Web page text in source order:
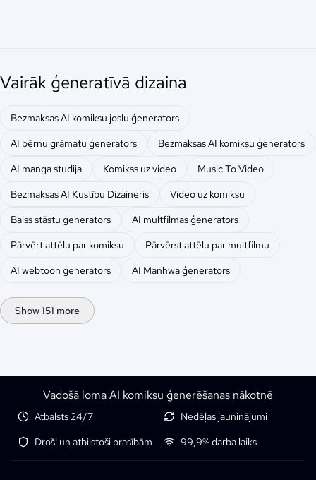
Vairāk ģeneratīvā dizaina
Bezmaksas AI komiksu joslu ģenerators
AI bērnu grāmatu ģenerators
Bezmaksas AI komiksu ģenerators
AI manga studija
Komikss uz video
Music To Video
Bezmaksas AI Kustību Dizaineris
Video uz komiksu
Balss stāstu ģenerators
AI multfilmas ģenerators
Pārvērt attēlu par komiksu
Pārvērst attēlu par multfilmu
AI webtoon ģenerators
AI Manhwa ģenerators
Show 151 more
Vadošā loma AI komiksu ģenerēšanas nākotnē
Atbalsts 24/7
Nedēļas jauninājumi
Droši un atbilstoši prasībām
99,9% darba laiks